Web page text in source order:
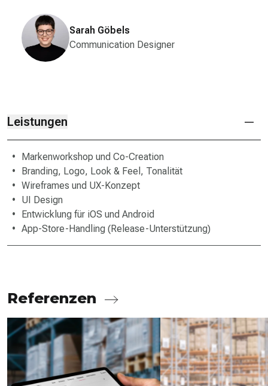
Sarah Göbels
Communication Designer
Leistungen
Markenworkshop und Co-Creation
Branding, Logo, Look & Feel, Tonalität
Wireframes und UX-Konzept
UI Design
Entwicklung für iOS und Android
App-Store-Handling (Release-Unterstützung)
Referenzen